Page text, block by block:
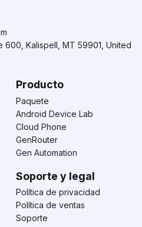
600, Kalispell, MT 59901, United
Producto
Paquete
Android Device Lab
Cloud Phone
GenRouter
Gen Automation
Soporte y legal
Política de privacidad
Política de ventas
Soporte